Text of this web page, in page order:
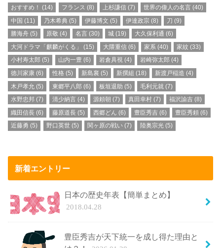
おすすめ！ (14) フランス (8) 上杉謙信(7) 世界の偉人の名言 (40)
中国 (11) 乃木希典(5) 伊藤博文 (5) 伊達政宗 (8) 刀 (9)
勝海舟 (5) 原敬 (4) 名言(30) 城 (19) 大久保利通 (6)
大河ドラマ「麒麟がくる」
(15) 大隈重信(6) 家系(40) 家紋 (33)
小村寿太郎 (5) 山内一豊 (6) 岩倉具視(4) 岩崎弥太郎 (4)
徳川家康 (6) 性格 (5) 新島襄 (5) 新撰組 (18) 新渡戸稲造 (4)
木戸孝允 (5) 東郷平八郎 (6) 板垣退助 (5) 毛利元就 (7)
水野忠邦 (7) 清少納言(4) 源頼朝 (7) 真田幸村 (7) 福沢諭吉 (8)
織田信長 (6) 藤原道長(5) 西郷どん (6) 豊臣秀吉 (6) 豊臣秀頼 (6)
近藤勇 (5) 野口英世(5) 関ヶ原の戦い(7) 陸奥宗光 (5)
新着エントリー
日本の歴史年表【簡単まとめ】
2018.04.28
豊臣秀吉が天下統一を成し得た理由と